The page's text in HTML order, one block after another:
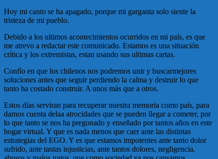
Hoy mi canto se ha apagado, porque mi garganta solo siente la
tristeza de mi pueblo.
Debido a los ultimos acontecimientos ocurridos en mi país, es que
me atrevo a redactar este comunicado. Estamos es una situación
crítica y los extremistas, estan usando sus ultimas cartas.
Confío en que los chilenos nos podremos unir y buscarmejores
soluciones antes que seguir perdiendo la calma y destruir lo que
tanto ha costado construir. A unos más que a otros.
Estos días serviran para recuperar nuestra memoria como país, para
darnos cuenta delaa atrocidades que se pueden llegar a cometer, por
lo que tanto se nos ha pregonado y enseñado por tantos años en este
hogar virtual. Y que es nada menos que caer ante las distintas
estrategias del EGO. Y es que estamos impotentes ante tanto dolor
sufrido, ante tantas injusticias, ante tantos dolores, negligencia,